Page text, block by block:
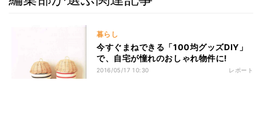
暮らし
今すぐまねできる「100均グッズDIY」
で、自宅が憧れのおしゃれ物件に!
2016/05/17 10:30 レポート